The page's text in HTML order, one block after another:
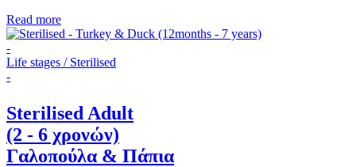
Read more
-
Life stages / Sterilised
-
Sterilised Adult
(2 - 6 χρονών)
Γαλοπούλα & Πάπια